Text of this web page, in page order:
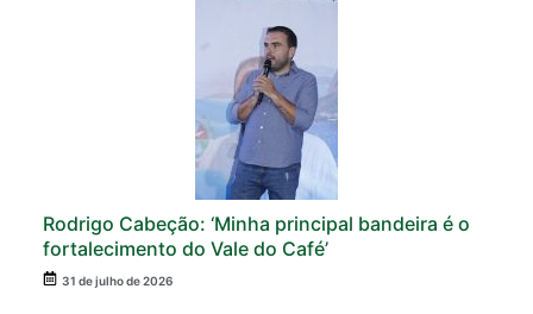
Rodrigo Cabeção: ‘Minha principal bandeira é o
fortalecimento do Vale do Café’
31 de julho de 2026